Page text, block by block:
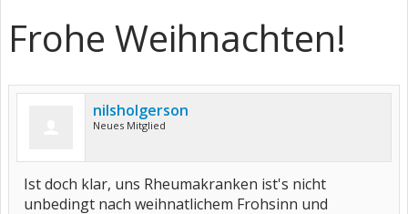
Frohe Weihnachten!
nilsholgerson
Neues Mitglied
Ist doch klar, uns Rheumakranken ist's nicht
unbedingt nach weihnatlichem Frohsinn und